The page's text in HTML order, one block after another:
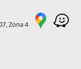
Zona 4